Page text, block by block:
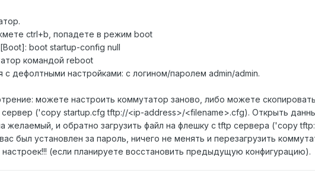
ctrl+b, попадете в режим boot
boot startup-config null
командой reboot
с дефолтными настройками: с логином/паролем admin/admin.
можете настроить коммутатор заново, либо можете
('copy startup.cfg tftp://<ip-address>/<filename>.cfg). Открыть
желаемый, и обратно загрузить файл на флешку с tftp сервера ('copy
был установлен за пароль, ничего не менять и перезагрузить
(если планируете восстановить предыдущую конфигурацию).